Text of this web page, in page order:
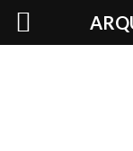
Skip